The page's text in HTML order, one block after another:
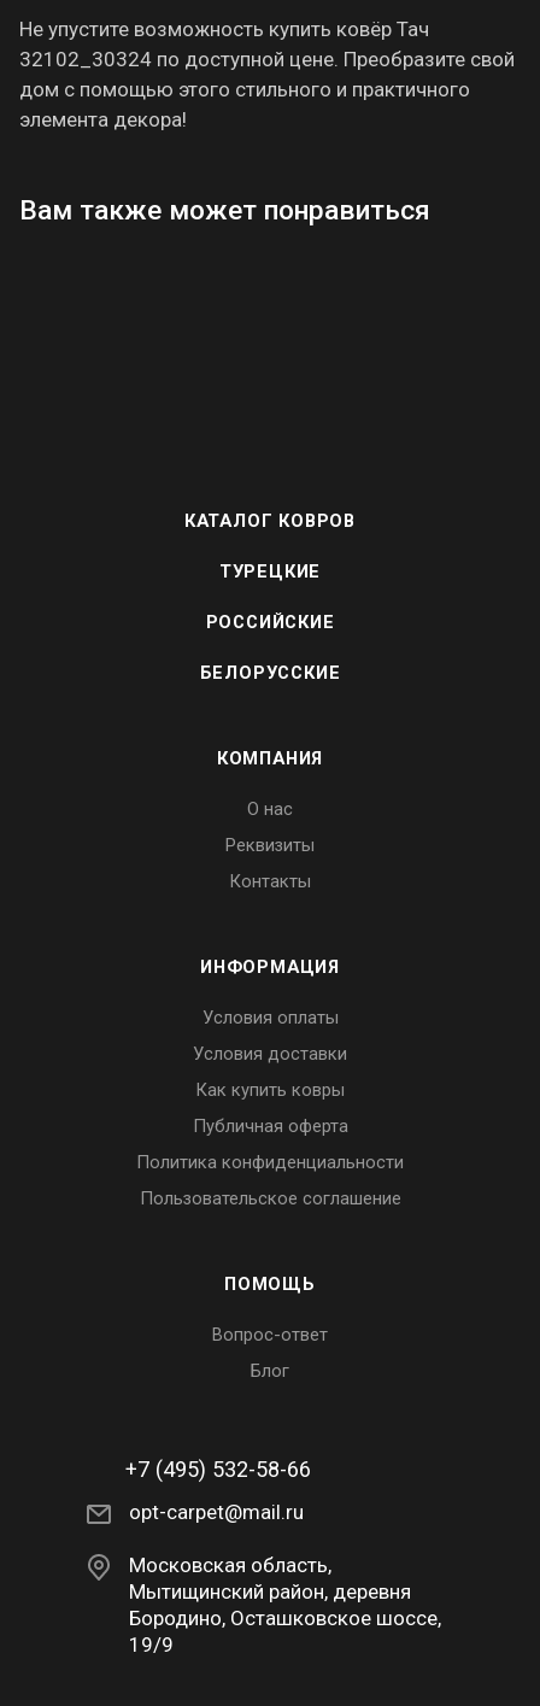
Не упустите возможность купить ковёр Тач
32102_30324 по доступной цене. Преобразите свой
дом с помощью этого стильного и практичного
элемента декора!
Вам также может понравиться
КАТАЛОГ КОВРОВ
ТУРЕЦКИЕ
РОССИЙСКИЕ
БЕЛОРУССКИЕ
КОМПАНИЯ
О нас
Реквизиты
Контакты
ИНФОРМАЦИЯ
Условия оплаты
Условия доставки
Как купить ковры
Публичная оферта
Политика конфиденциальности
Пользовательское соглашение
ПОМОЩЬ
Вопрос-ответ
Блог
+7 (495) 532-58-66
opt-carpet@mail.ru
Московская область,
Мытищинский район, деревня
Бородино, Осташковское шоссе,
19/9